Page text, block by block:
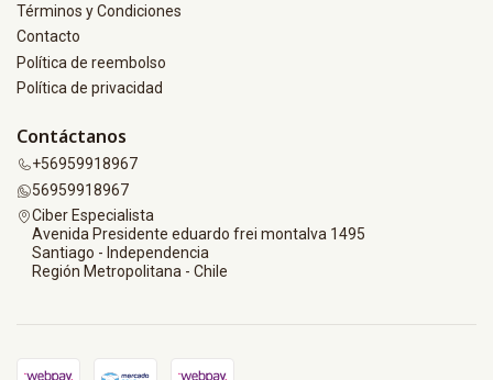
Términos y Condiciones
Contacto
Política de reembolso
Política de privacidad
Contáctanos
+56959918967
56959918967
Ciber Especialista
Avenida Presidente eduardo frei montalva 1495
Santiago - Independencia
Región Metropolitana - Chile